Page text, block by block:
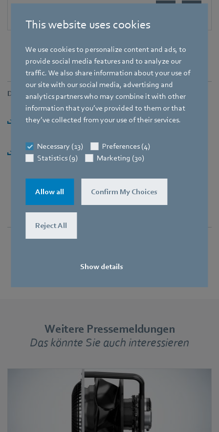
This website uses cookies
We use cookies to personalize content and ads, to
provide social media features and to analyze our
traffic. We also share information about your use of
our site with our social media, advertising and
analytics partners who may combine it with other
information that you’ve provided to them or that
they’ve collected from your use of their services.
Necessary (13)
Preferences (4)
Statistics (9)
Marketing (30)
Allow all Confirm My Choices
Reject All
Show details
Downloads
Presseinformation: "Vollständige Übernahme von
Presseinformation: "Vollständige Übernahme von
Heating Systems" [ZIP] - 2,82MB
Weitere Pressemeldungen
Das könnte Sie auch interessieren